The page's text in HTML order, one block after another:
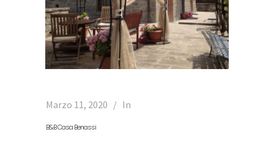
Marzo 11, 2020 In
B&B Casa Benassi